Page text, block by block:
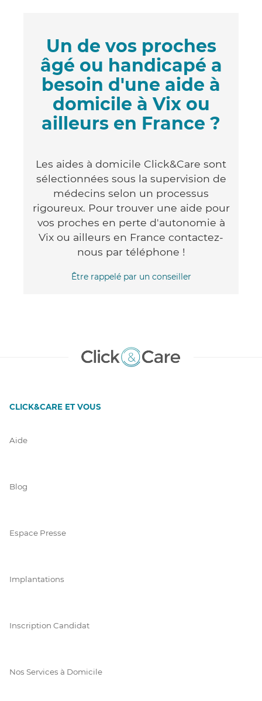
Un de vos proches
âgé ou handicapé a
besoin d'une aide à
domicile à Vix ou
ailleurs en France ?
Les aides à domicile Click&Care sont
sélectionnées sous la supervision de
médecins selon un processus
rigoureux. Pour trouver une aide pour
vos proches en perte d'autonomie à
Vix ou ailleurs en France contactez-
nous par téléphone !
Être rappelé par un conseiller
CLICK&CARE ET VOUS
Aide
Blog
Espace Presse
Implantations
Inscription Candidat
Nos Services à Domicile